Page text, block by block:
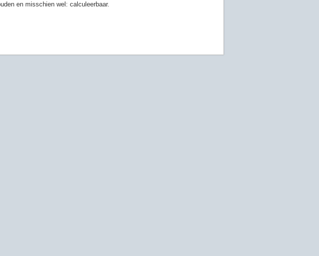
en misschien wel: calculeerbaar.